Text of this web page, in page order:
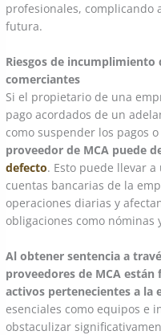
profesionales, complicando
futura.
Riesgos de
comerciantes
Si el propietario de una
pago acordados de un
como suspender los pagos
proveedor de MCA puede
defecto. Esto puede llevar
cuentas bancarias de la
operaciones diarias y
obligaciones como nóminas
Al obtener sentencia a
proveedores de MCA
activos pertenecientes a la
esenciales como equipos e
obstaculizar